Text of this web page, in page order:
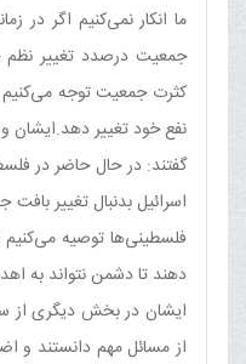
ما انکار نمی‌کنیم اگر در
جمعیت درصدد تغییر نظم
کثرت جمعیت توجه می‌کنیم
نفع خود تغییر دهد.ایشان
گفتند: در حال حاضر در
اسرائیل بدنبال تغییر
فلسطینی‌ها توصیه
دهند تا دشمن نتواند به
ایشان در بخش دیگری از
از مسائل مهم دانستند و